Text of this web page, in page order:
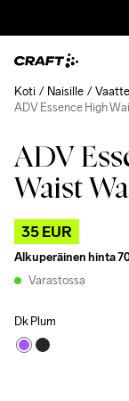
ADV
Waist
35 EUR
Alkuperäinen hinta
Varastossa
Dk Plum
Koti Naisille
ADV Essence High
Outlet